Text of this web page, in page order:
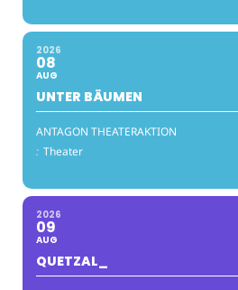
2026
08
AUG
UNTER BÄUMEN
ANTAGON THEATERAKTION
: Theater
2026
09
AUG
QUETZAL_